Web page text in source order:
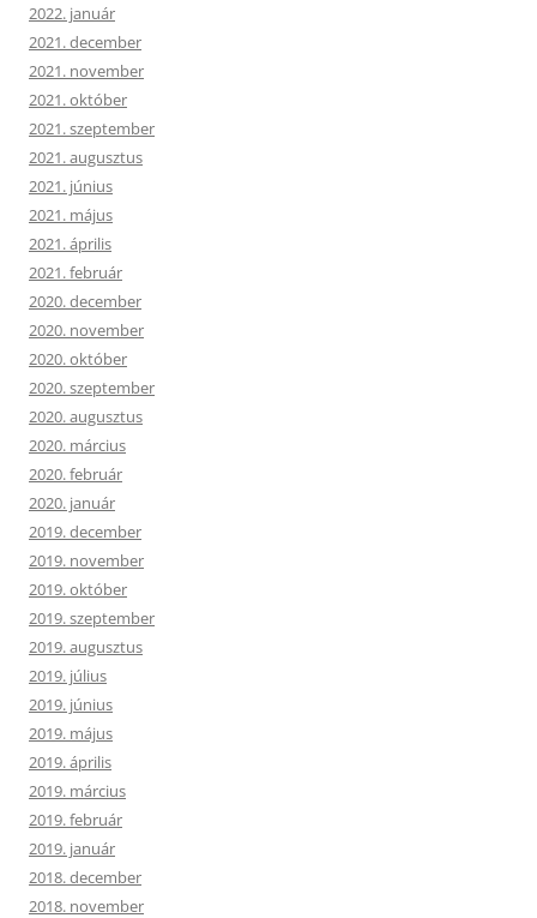
2022. január
2021. december
2021. november
2021. október
2021. szeptember
2021. augusztus
2021. június
2021. május
2021. április
2021. február
2020. december
2020. november
2020. október
2020. szeptember
2020. augusztus
2020. március
2020. február
2020. január
2019. december
2019. november
2019. október
2019. szeptember
2019. augusztus
2019. július
2019. június
2019. május
2019. április
2019. március
2019. február
2019. január
2018. december
2018. november